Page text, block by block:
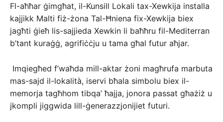
Fl-aħħar ġimgħat, il-Kunsill Lokali tax-Xewkija installa
kajjikk Malti fiż-żona Tal-Ħniena fix-Xewkija biex
jagħti ġieħ lis-sajjieda Xewkin li baħħru fil-Mediterran
b’tant kuraġġ, agrifiċċju u tama għal futur aħjar.
Imqiegħed f’waħda mill-aktar żoni magħrufa marbuta
mas-sajd il-lokalità, iservi bħala simbolu biex il-
memorja tagħhom tibqa’ ħajja, jonora passat għażiż u
jkompli jiggwida lill-ġenerazzjonijiet futuri.